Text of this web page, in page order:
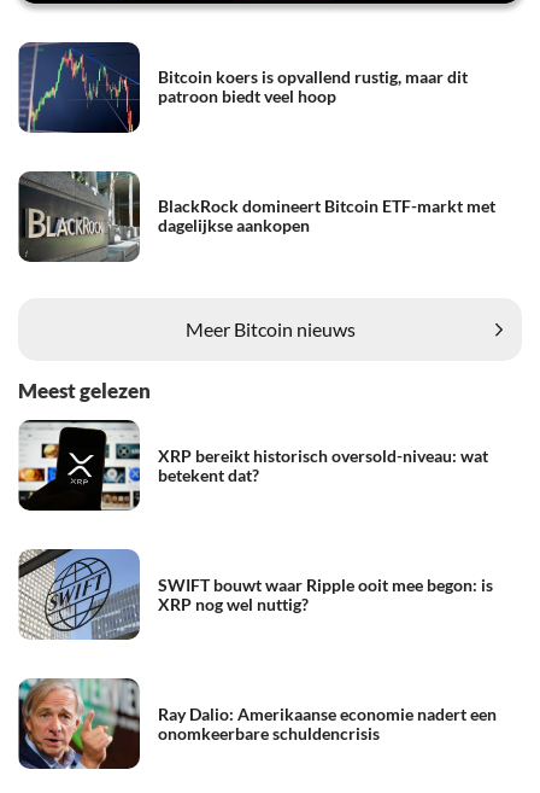
Bitcoin koers is opvallend rustig, maar dit
patroon biedt veel hoop
BlackRock domineert Bitcoin ETF-markt met
dagelijkse aankopen
Meer Bitcoin nieuws
Meest gelezen
XRP bereikt historisch oversold-niveau: wat
betekent dat?
SWIFT bouwt waar Ripple ooit mee begon: is
XRP nog wel nuttig?
Ray Dalio: Amerikaanse economie nadert een
onomkeerbare schuldencrisis